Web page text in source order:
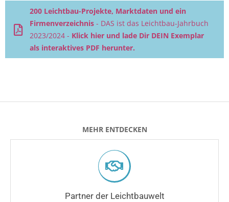
200 Leichtbau-Projekte, Marktdaten und ein
Firmenverzeichnis - DAS ist das Leichtbau-Jahrbuch
2023/2024 - Klick hier und lade Dir DEIN Exemplar
als interaktives PDF herunter.
MEHR ENTDECKEN
Partner der Leichtbauwelt